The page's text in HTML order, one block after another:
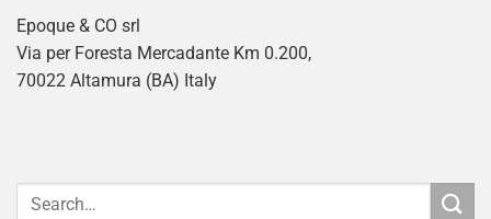
Epoque & CO srl
Via per Foresta Mercadante Km 0.200,
70022 Altamura (BA) Italy